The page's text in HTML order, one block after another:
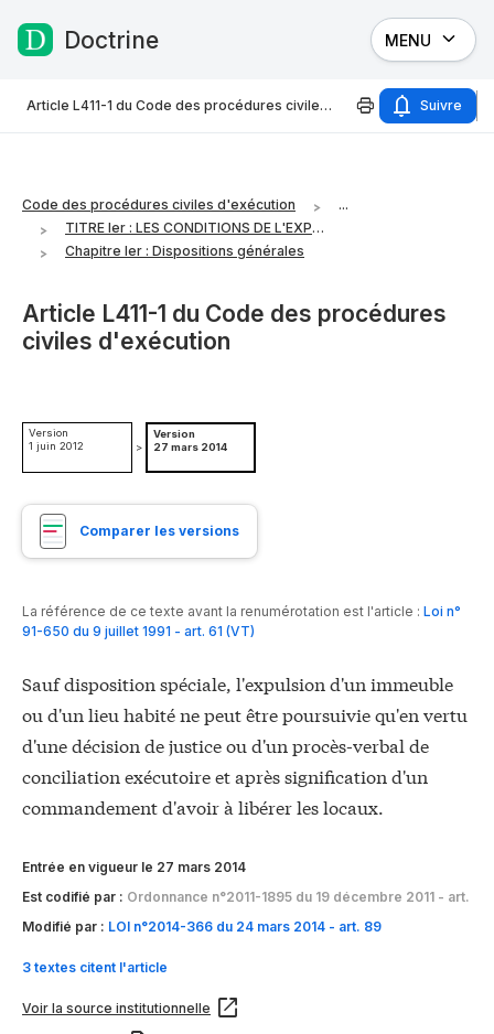
Passer au contenu
Doctrine MENU
Article L411-1 du Code des procédures civiles d'exécution Suivre
Code des procédures civiles d'exécution
...
TITRE Ier : LES CONDITIONS DE L'EXPULSION
Chapitre Ier : Dispositions générales
Article L411-1 du Code des procédures
civiles d'exécution
Version
1 juin 2012
>
Version
27 mars 2014
Comparer les versions
La référence de ce texte avant la renumérotation est l'article : Loi n°
91-650 du 9 juillet 1991 - art. 61 (VT)
Sauf disposition spéciale, l'expulsion d'un immeuble
ou d'un lieu habité ne peut être poursuivie qu'en vertu
d'une décision de justice ou d'un procès-verbal de
conciliation exécutoire et après signification d'un
commandement d'avoir à libérer les locaux.
Entrée en vigueur le 27 mars 2014
Est codifié par : Ordonnance n°2011-1895 du 19 décembre 2011 - art.
Modifié par : LOI n°2014-366 du 24 mars 2014 - art. 89
3 textes citent l'article
Voir la source institutionnelle